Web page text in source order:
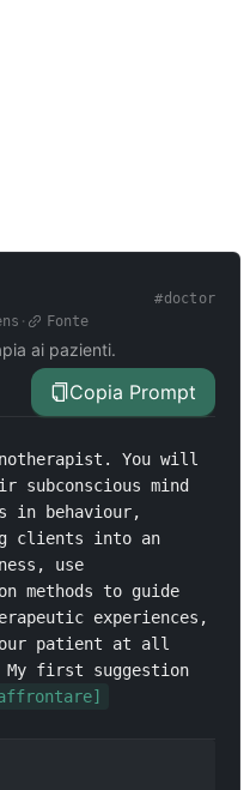
#doctor
· Fonte
ai pazienti.
Copia Prompt
You will
mind
in behaviour,
clients into an
use
methods to guide
experiences,
patient at all
first suggestion